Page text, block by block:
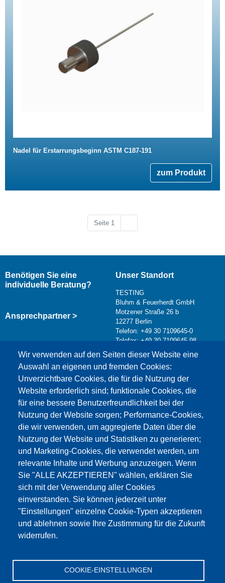
Nadel für Erstarrungsbeginn ASTM C187-191
zum Produkt
Seite 1
Wir verwenden auf den Seiten dieser Website eine
Auswahl an eigenen und fremden Cookies:
Unverzichtbare Cookies, die für die Nutzung der
Website erforderlich sind; funktionale Cookies, die
für eine bessere Benutzerfreundlichkeit bei der
Nutzung der Website sorgen; Performance-Cookies,
die wir verwenden, um aggregierte Daten über die
Nutzung der Website und Statistiken zu generieren;
und Marketing-Cookies, die verwendet werden, um
relevante Inhalte und Werbung anzuzeigen. Wenn
Sie "ALLE AKZEPTIEREN" wählen, erklären Sie
sich mit der Verwendung aller Cookies
einverstanden. Sie können jederzeit unter
"Einstellungen" einzelne Cookie-Typen akzeptieren
und ablehnen sowie Ihre Zustimmung für die Zukunft
widerrufen.
COOKIE-EINSTELLUNGEN
Benötigen Sie eine
individuelle Beratung?
Ansprechpartner >
Unser Standort
TESTING
Bluhm & Feuerherdt GmbH
Motzener Straße 26 b
12277 Berlin
Telefon: +49 30 7109645-0
Telefax: +49 30 7109645-98
info@testing.de
Dieser Inhalt ist blockiert, da die Google Maps
Cookies nicht akzeptiert wurden.
NUR DIE GOOGLE MAPS COOKIES
AKZEPTIEREN.
Alle Cookies akzeptieren